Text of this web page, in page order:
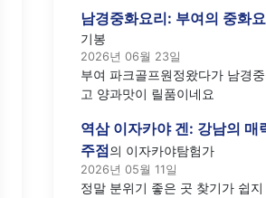
남경중화요리: 부여의 중화
기봉
2026년 06월 23일
부여 파크골프원정왔다가 남경
고 양과맛이 릴품이네요
역삼 이자카야 겐: 강남의 매
주점의 이자카야탐험가
2026년 05월 11일
정말 분위기 좋은 곳 찾기가 쉽